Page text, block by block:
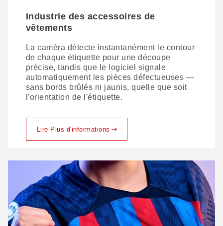
Industrie des accessoires de
vêtements
La caméra détecte instantanément le contour
de chaque étiquette pour une découpe
précise, tandis que le logiciel signale
automatiquement les pièces défectueuses —
sans bords brûlés ni jaunis, quelle que soit
l'orientation de l'étiquette.
Lire Plus d'informations
Industrie de l'habillement
à chaque couche. Grâce à des solutions de
processus innovantes, nous sommes à la
pointe de la transformation numérique de la
production de tissus, en garantissant une
découpe irréprochable, qu’il s’agisse de
tissus monocouches ou multicouches.
Lire Plus d'informations